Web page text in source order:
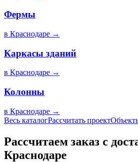
Фермы
в Краснодаре →
Каркасы зданий
в Краснодаре →
Колонны
в Краснодаре →
Весь каталогРассчитать проект
Рассчитаем заказ с
Краснодаре